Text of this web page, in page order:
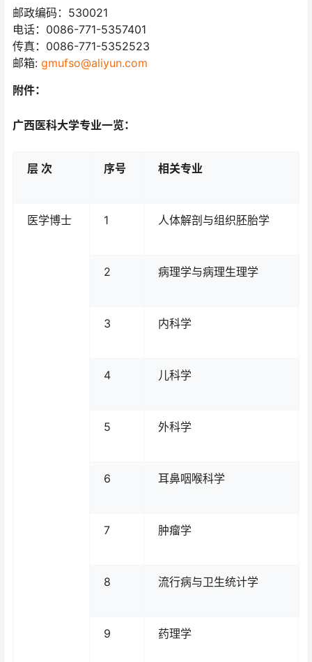
邮政编码：530021
电话：0086-771-5357401
传真：0086-771-5352523
邮箱: gmufso@aliyun.com
附件：
广西医科大学专业一览：
层 次 序号 相关专业
医学博士 1 人体解剖与组织胚胎学
2 病理学与病理生理学
3 内科学
4 儿科学
5 外科学
6 耳鼻咽喉科学
7 肿瘤学
8 流行病与卫生统计学
9 药理学